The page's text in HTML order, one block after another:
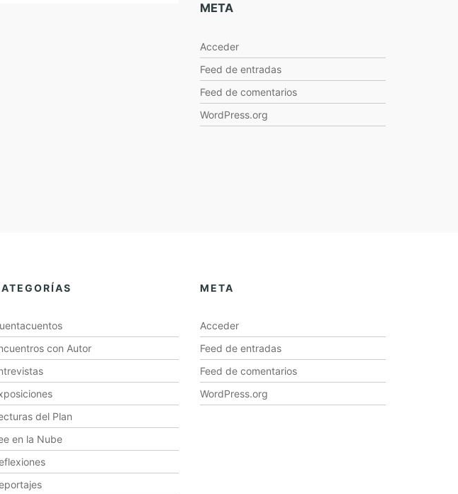
META
Acceder
Feed de entradas
Feed de comentarios
WordPress.org
con Autor
del Plan
en la Nube
META
Acceder
Feed de entradas
Feed de comentarios
WordPress.org